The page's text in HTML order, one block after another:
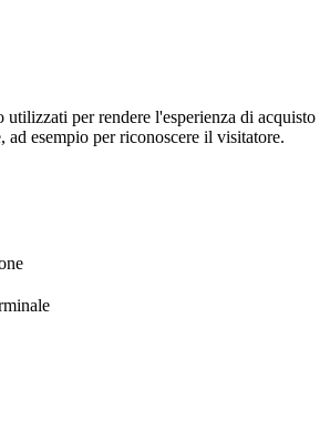
utilizzati per rendere l'esperienza di acquisto
ad esempio per riconoscere il visitatore.